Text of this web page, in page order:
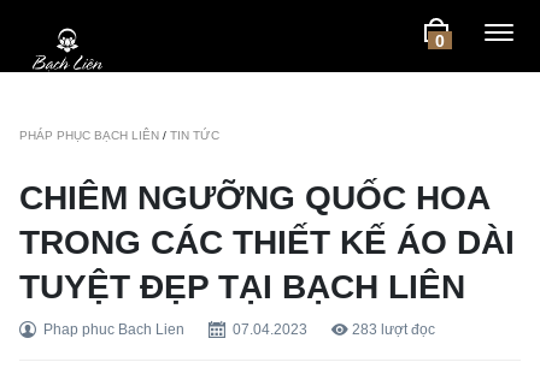
0
PHÁP PHỤC BẠCH LIÊN / TIN TỨC
CHIÊM NGƯỠNG QUỐC HOA
TRONG CÁC THIẾT KẾ ÁO DÀI
TUYỆT ĐẸP TẠI BẠCH LIÊN
Phap phuc Bach Lien 07.04.2023 283 lượt đọc